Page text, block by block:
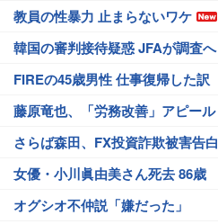
教員の性暴力 止まらないワケ
韓国の審判接待疑惑 JFAが調査へ
FIREの45歳男性 仕事復帰した訳
藤原竜也、「労務改善」アピール
さらば森田、FX投資詐欺被害告白
女優・小川眞由美さん死去 86歳
オグシオ不仲説「嫌だった」